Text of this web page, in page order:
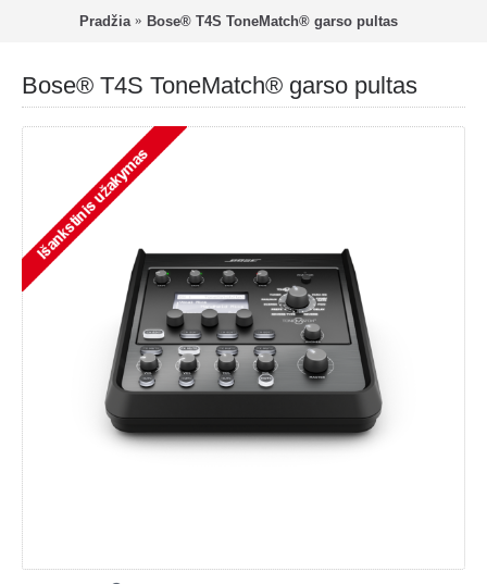
Pradžia Bose® T4S ToneMatch® garso pultas
Bose® T4S ToneMatch® garso pultas